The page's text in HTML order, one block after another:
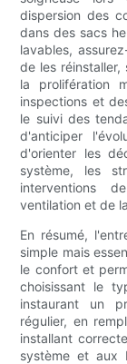
dispersion des
dans des sacs
lavables,
de les
la prolifération
inspections et
le suivi des
d'anticiper
d'orienter les
système, les
interventions
ventilation et de
En résumé,
simple mais
le confort et
choisissant le
instaurant un
régulier, en
installant
système et aux